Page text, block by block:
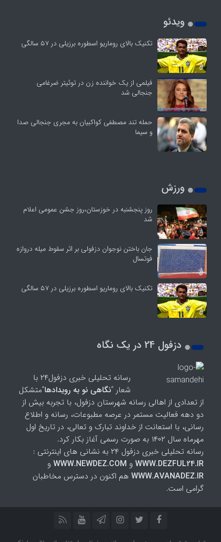
ویدئو
تکنیک بالای روماریو اسطوره برزیلی در ۵۷ سالگی
فیلمی از یک خواننده زن در توئیتر ضرغامی
جنجالی شد
حمله تند مصطفی کواکبیان به مجری جنجالی صدا
و سیما
ورزش
روز پنجشنبه در خوزستان،روز جشن عمومی اعلام
شد
جان باختن نوجوان دزفولی بر اثر سقوط میله دروازه
فوتسال
تکنیک بالای روماریو اسطوره برزیلی در ۵۷ سالگی
دزفول 24 در یک نگاه
رسانه تحلیلی خبری دزفول۲۴ با
شعار “نگاهی نو به رویدادها”متشکل
از تعدادی از اهالی رسانه شهرستان دزفول، با تجربه بیش از
دو دهه فعالیت مستمر در عرصه مطبوعات، رسانه و اطلاع
رسانی، با استعانت از خداوند تبارک و تعالی، در تاریخ اول
مهرماه سال ۱۴۰۲ به صورت رسمی آغاز بکار کرد.
رسانه تحلیلی خبری دزفول ۲۴ به نشانی های اینترنتی :
WWW.DEZFUL24.IR و WWW.NEWDEZ.COM و
WWW.AVANADEZ.IR هم اکنون در دسترس مخاطبان
گرامی است.